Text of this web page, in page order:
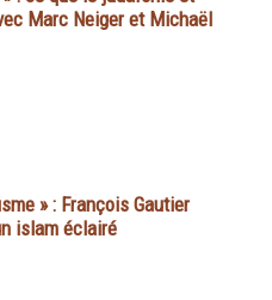
Marc Neiger et Michaël
» : François Gautier
islam éclairé